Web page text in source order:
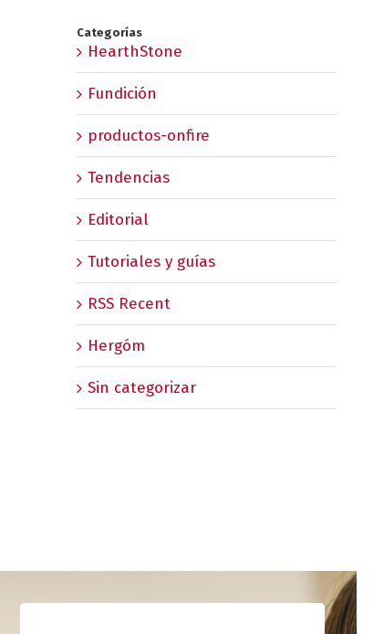
Categorías
HearthStone
Fundición
productos-onfire
Tendencias
Editorial
Tutoriales y guías
RSS Recent
Hergóm
Sin categorizar